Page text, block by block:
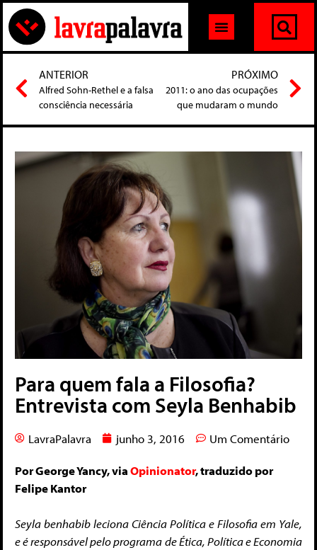
ANTERIOR
Alfred Sohn-Rethel e a falsa
consciência necessária
PRÓXIMO
2011: o ano das ocupações
que mudaram o mundo
Para quem fala a Filosofia?
Entrevista com Seyla Benhabib
LavraPalavra junho 3, 2016 Um Comentário
Por George Yancy, viaOpinionator, traduzido por
Felipe Kantor
Seyla benhabib leciona Ciência Política e Filosofia em Yale,
e é responsável pelo programa de Ética, Política e Economia